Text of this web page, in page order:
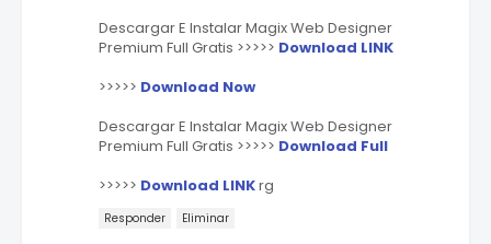
Descargar E Instalar Magix Web Designer
Premium Full Gratis >>>>> Download LINK
>>>>> Download Now
Descargar E Instalar Magix Web Designer
Premium Full Gratis >>>>> Download Full
>>>>> Download LINKrg
Responder Eliminar